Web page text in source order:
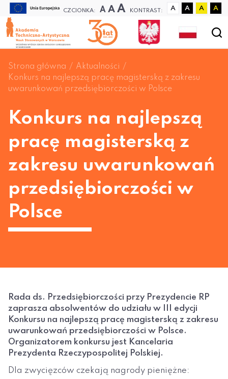
CZCIONKA: A A A KONTRAST: A A A A
Strona główna
Aktualności
Konkurs na najlepszą pracę magisterską z zakresu
uwarunkowań przedsiębiorczości w Polsce
Konkurs na najlepszą
pracę magisterską z
zakresu uwarunkowań
przedsiębiorczości w
Polsce
Rada ds. Przedsiębiorczości przy Prezydencie RP
zaprasza absolwentów do udziału w III edycji
Konkursu na najlepszą pracę magisterską z zakresu
uwarunkowań przedsiębiorczości w Polsce.
Organizatorem konkursu jest Kancelaria
Prezydenta Rzeczypospolitej Polskiej.
Dla zwycięzców czekają nagrody pieniężne: